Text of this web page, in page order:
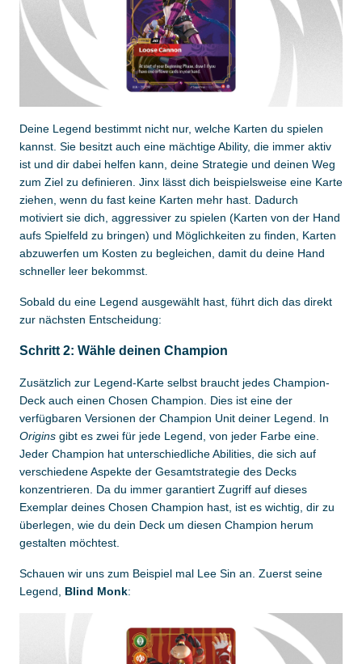
Deine Legend bestimmt nicht nur, welche Karten du spielen
kannst. Sie besitzt auch eine mächtige Ability, die immer aktiv
ist und dir dabei helfen kann, deine Strategie und deinen Weg
zum Ziel zu definieren. Jinx lässt dich beispielsweise eine Karte
ziehen, wenn du fast keine Karten mehr hast. Dadurch
motiviert sie dich, aggressiver zu spielen (Karten von der Hand
aufs Spielfeld zu bringen) und Möglichkeiten zu finden, Karten
abzuwerfen um Kosten zu begleichen, damit du deine Hand
schneller leer bekommst.
Sobald du eine Legend ausgewählt hast, führt dich das direkt
zur nächsten Entscheidung:
Schritt 2: Wähle deinen Champion
Zusätzlich zur Legend-Karte selbst braucht jedes Champion-
Deck auch einen Chosen Champion. Dies ist eine der
verfügbaren Versionen der Champion Unit deiner Legend. In
Origins gibt es zwei für jede Legend, von jeder Farbe eine.
Jeder Champion hat unterschiedliche Abilities, die sich auf
verschiedene Aspekte der Gesamtstrategie des Decks
konzentrieren. Da du immer garantiert Zugriff auf dieses
Exemplar deines Chosen Champion hast, ist es wichtig, dir zu
überlegen, wie du dein Deck um diesen Champion herum
gestalten möchtest.
Schauen wir uns zum Beispiel mal Lee Sin an. Zuerst seine
Legend, Blind Monk: